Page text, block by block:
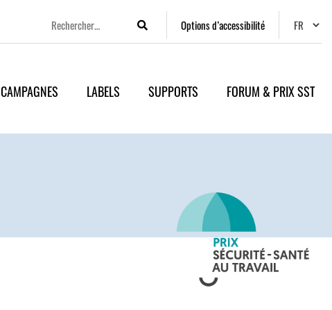
Rechercher Options d’accessibilité
CAMPAGNES LABELS SUPPORTS FORUM & PRIX SST